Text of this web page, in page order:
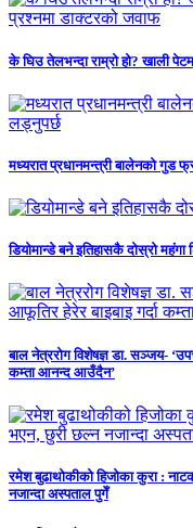
के घिउ तेलभन्दा राम्रो हो? खाली
मध्यरात प्रधानमन्त्री बालेनको गुड
डियोमान्डे बने इतिहासकै दोस्रो
बाल नेत्ररोग विशेषज्ञ डा. सञ्जय-
कम्ता आनन्द आउँदैन’
रमेश बुढाथोकीको हिजोका कुरा :
नजान्दा अस्पताल पुगेँ